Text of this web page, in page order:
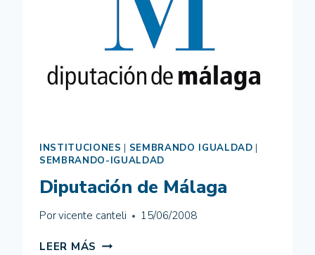
INSTITUCIONES | SEMBRANDO IGUALDAD |
SEMBRANDO-IGUALDAD
Diputación de Málaga
Porvicente canteli 15/06/2008
LEER MÁS DIPUTACIÓN